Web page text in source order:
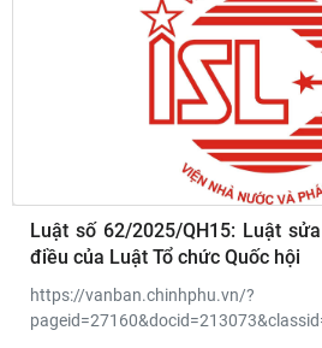
Luật số 62/2025/QH15: Luật
điều của Luật Tổ chức Quốc hội
https://vanban.chinhphu.vn/?